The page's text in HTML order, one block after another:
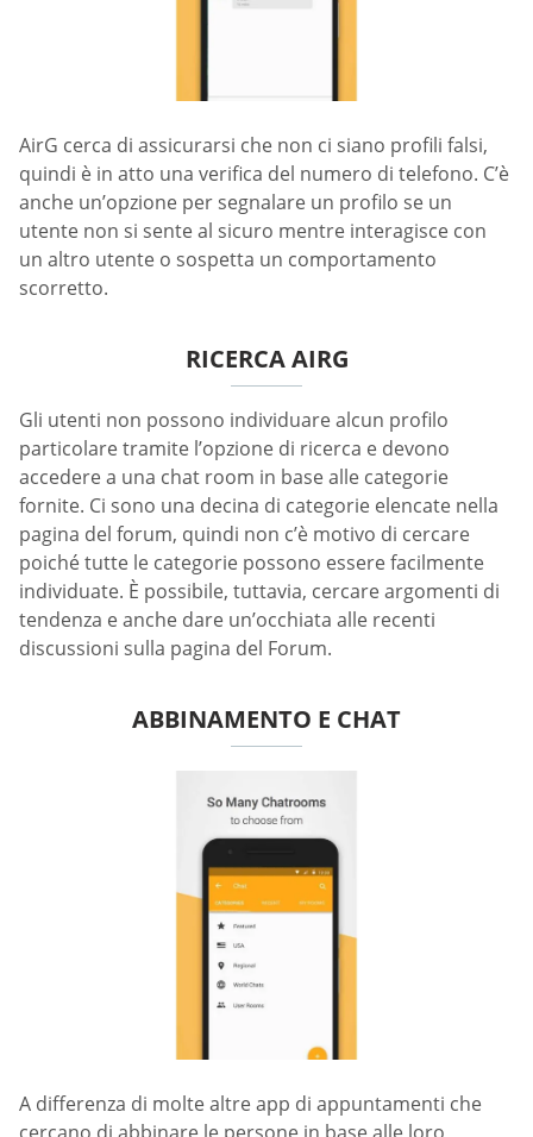
AirG cerca di assicurarsi che non ci siano profili falsi,
quindi è in atto una verifica del numero di telefono. C’è
anche un’opzione per segnalare un profilo se un
utente non si sente al sicuro mentre interagisce con
un altro utente o sospetta un comportamento
scorretto.
RICERCA AIRG
Gli utenti non possono individuare alcun profilo
particolare tramite l’opzione di ricerca e devono
accedere a una chat room in base alle categorie
fornite. Ci sono una decina di categorie elencate nella
pagina del forum, quindi non c’è motivo di cercare
poiché tutte le categorie possono essere facilmente
individuate. È possibile, tuttavia, cercare argomenti di
tendenza e anche dare un’occhiata alle recenti
discussioni sulla pagina del Forum.
ABBINAMENTO E CHAT
A differenza di molte altre app di appuntamenti che